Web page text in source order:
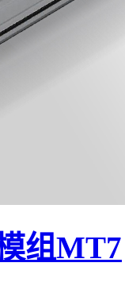
组MT7